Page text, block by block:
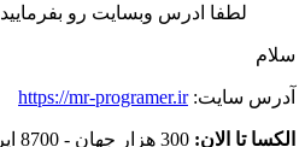
لطفا ادرس وبسایت رو بفرمایید
سلام
آدرس سایت:https://mr-programer.ir
الکسا تا الان: